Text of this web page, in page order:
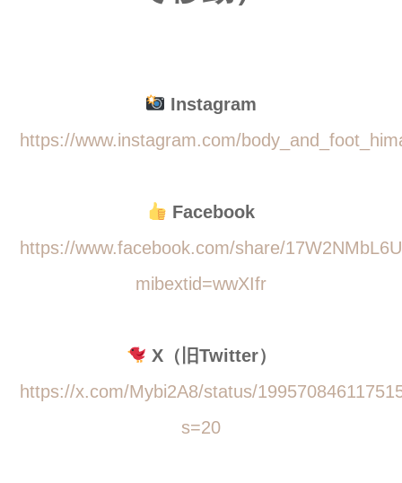
Instagram
https://www.instagram.com/
Facebook
https://www.facebook.com/share/
mibextid=wwXIfr
X（旧Twitter）
https://x.com/Mybi2A8/status/
s=20